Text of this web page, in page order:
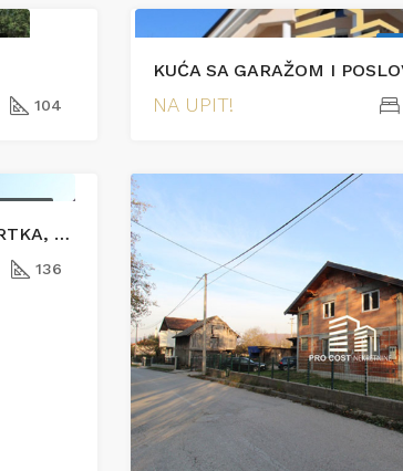
104 NA UPIT!
ČETVEROSOBAN STAN, KRALJA TVRTKA, CENTAR
136
370.000KM
Podrinjska